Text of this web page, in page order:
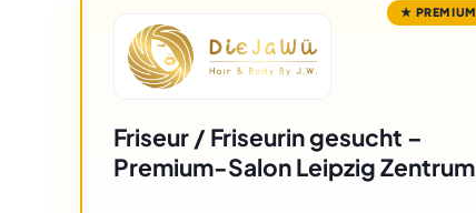
★ PREMIUM
Friseur / Friseurin gesucht –
Premium-Salon Leipzig Zentrum